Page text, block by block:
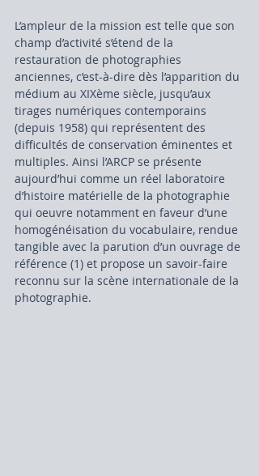
L’ampleur de la mission est telle que son
champ d’activité s’étend de la
restauration de photographies
anciennes, c’est-à-dire dès l’apparition du
médium au XIXème siècle, jusqu’aux
tirages numériques contemporains
(depuis 1958) qui représentent des
difficultés de conservation éminentes et
multiples. Ainsi l’ARCP se présente
aujourd’hui comme un réel laboratoire
d’histoire matérielle de la photographie
qui oeuvre notamment en faveur d’une
homogénéisation du vocabulaire, rendue
tangible avec la parution d’un ouvrage de
référence (1) et propose un savoir-faire
reconnu sur la scène internationale de la
photographie.